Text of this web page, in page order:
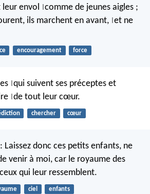
leur envol comme de jeunes aigles ;
ils marchent en avant, et ne
encouragement force
qui suivent ses préceptes et
de tout leur cœur.
chercher cœur
Laissez donc ces petits enfants, ne
venir à moi, car le royaume des
qui leur ressemblent.
ciel enfants